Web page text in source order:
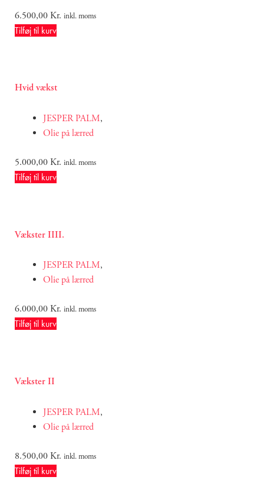
6.500,00Kr. inkl. moms
Tilføj til kurv
Hvid vækst
JESPER PALM,
Olie på lærred
5.000,00Kr. inkl. moms
Tilføj til kurv
Vækster IIII.
JESPER PALM,
Olie på lærred
6.000,00Kr. inkl. moms
Tilføj til kurv
Vækster II
JESPER PALM,
Olie på lærred
8.500,00Kr. inkl. moms
Tilføj til kurv